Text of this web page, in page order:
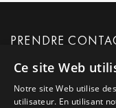
PRENDRE
DEMANDER
Ce site Web
Notre site Web utilise
utilisateur. En utilisant